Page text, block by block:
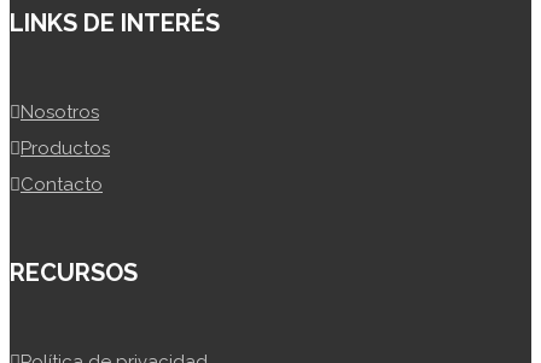
LINKS DE INTERÉS
Nosotros
Productos
Contacto
RECURSOS